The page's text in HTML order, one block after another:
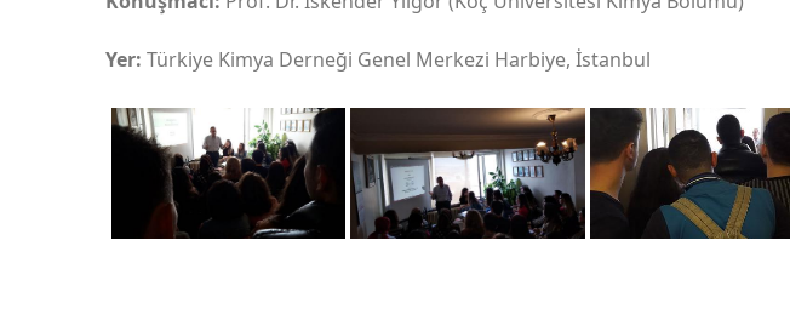
Yer: Türkiye Kimya Derneği Genel Merkezi Harbiye, İstanbul